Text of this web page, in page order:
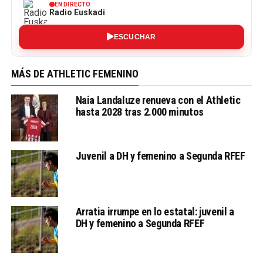
EN DIRECTO
Radio Euskadi
ESCUCHAR
MÁS DE ATHLETIC FEMENINO
Naia Landaluze renueva con el Athletic
hasta 2028 tras 2.000 minutos
Juvenil a DH y femenino a Segunda RFEF
Arratia irrumpe en lo estatal: juvenil a
DH y femenino a Segunda RFEF